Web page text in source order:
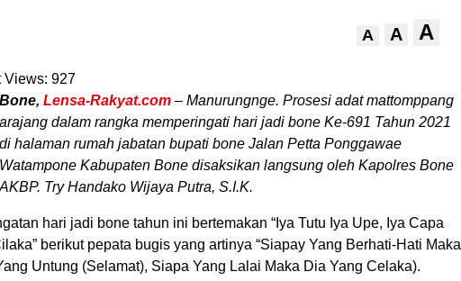
A A A
Views: 927
Bone, Lensa-Rakyat.com – Manurungnge. Prosesi adat mattomppang
arajang dalam rangka memperingati hari jadi bone Ke-691 Tahun 2021
di halaman rumah jabatan bupati bone Jalan Petta Ponggawae
Watampone Kabupaten Bone disaksikan langsung oleh Kapolres Bone
AKBP. Try Handako Wijaya Putra, S.I.K.
hari jadi bone tahun ini bertemakan “Iya Tutu Iya Upe, Iya Capa
berikut pepata bugis yang artinya “Siapay Yang Berhati-Hati Maka
Untung (Selamat), Siapa Yang Lalai Maka Dia Yang Celaka).